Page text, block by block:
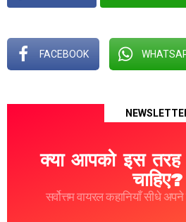
FACEBOOK
क्या आपको इस
चाहिए?
सर्वोत्तम वायरल कहानियाँ सीधे